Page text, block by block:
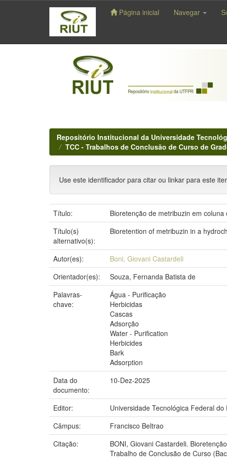
navigation
Página inicial Navegar
Repositório Institucional da Universidade
TCC - Trabalhos de Conclusão de Curso de
Use este identificador para citar ou linkar para este
Título:
Bioretenção de metribuzin em
Título(s)
alternativo(s):
Bioretention of metribuzin in a
Autor(es):
Boni, Giovani Castardeli
Orientador(es):
Souza, Fernanda Batista de
Palavras-
chave:
Água - Purificação
Herbicidas
Cascas
Adsorção
Water - Purification
Herbicides
Bark
Adsorption
Data do
documento:
10-Dez-2025
Editor:
Universidade Tecnológica Federal do
Câmpus:
Francisco Beltrao
Citação:
BONI, Giovani Castardeli.
Trabalho de Conclusão de Curso